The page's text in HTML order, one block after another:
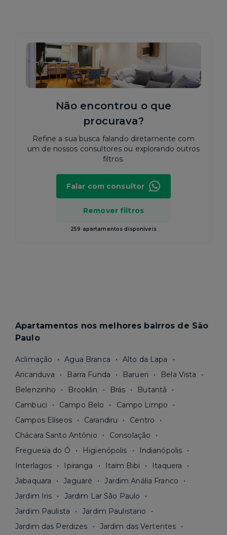
Não encontrou o que
procurava?
Refine a sua busca falando diretamente com
um de nossos consultores ou explorando outros
filtros.
Remover filtros
259 apartamentos disponíveis
Falar com consultor
Apartamentos nos melhores bairros de São
Paulo
Aclimação Agua Branca
Alto da Lapa
Aricanduva
Barra Funda Barueri
Bela Vista
Belenzinho
Brooklin Brás
Butantã
Cambuci
Campo Belo
Campo Limpo
Campos Elíseos
Carandiru
Centro
Chácara Santo Antônio
Consolação
Freguesia do Ó
Higienópolis
Indianópolis
Interlagos
Ipiranga Itaim Bibi
Itaquera
Jabaquara
Jaguaré
Jardim Anália Franco
Jardim Iris
Jardim Lar São Paulo
Jardim Paulista
Jardim Paulistano
Jardim das Perdizes
Jardim das Vertentes